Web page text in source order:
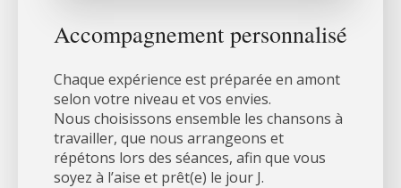
Accompagnement personnalisé
Chaque expérience est préparée en amont
selon votre niveau et vos envies.
Nous choisissons ensemble les chansons à
travailler, que nous arrangeons et
répétons lors des séances, afin que vous
soyez à l’aise et prêt(e) le jour J.